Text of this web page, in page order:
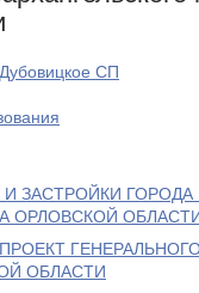
СП
ЗАСТРОЙКИ ГОРОДА
ОРЛОВСКОЙ
ПРОЕКТ
ОБЛАСТИ